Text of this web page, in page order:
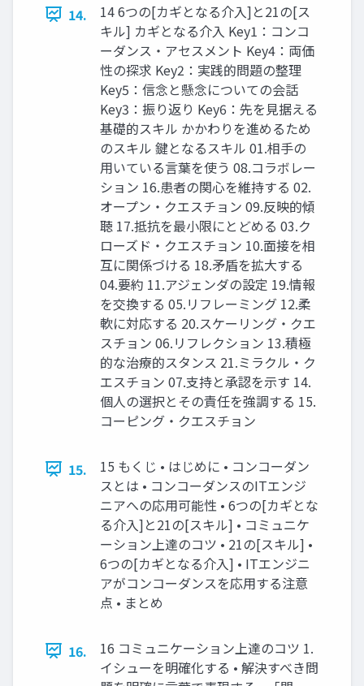
14.
14 6つの[カギとなる介入]と21の[ス
キル] カギとなる介入 Key1：コンコ
ーダンス・アセスメント Key4：両価
性の探求 Key2：実践的問題の整理
Key5：信念と懸念についての会話
Key3：振り返り Key6：先を見据える
基礎的スキル かかわりを進めるため
のスキル 鍵となるスキル 01.相手の
用いている言葉を使う 08.コラボレー
ション 16.患者の関心を維持する 02.
オープン・クエスチョン 09.反映的傾
聴 17.抵抗を最小限にとどめる 03.ク
ローズド・クエスチョン 10.面接を相
互に関係づける 18.矛盾を拡大する
04.要約 11.アジェンダの設定 19.情報
を交換する 05.リフレーミング 12.柔
軟に対応する 20.スケーリング・クエ
スチョン 06.リフレクション 13.積極
的な治療的スタンス 21.ミラクル・ク
エスチョン 07.支持と承認を示す 14.
個人の選択とその責任を強調する 15.
コーピング・クエスチョン
15.
15 もくじ • はじめに • コンコーダン
スとは • コンコーダンスのITエンジ
ニアへの応用可能性 • 6つの[カギとな
る介入]と21の[スキル] • コミュニケ
ーション上達のコツ • 21の[スキル] •
6つの[カギとなる介入] • ITエンジニ
アがコンコーダンスを応用する注意
点 • まとめ
16.
16 コミュニケーション上達のコツ 1.
イシューを明確化する • 解決すべき問